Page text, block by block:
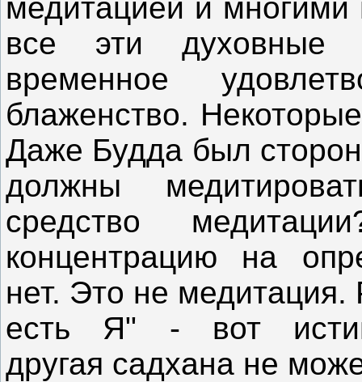
медитацией и многими
все эти духовные
временное
блаженство.
Даже Будда был
должны
средство
концентрацию на
нет. Это не
есть Я" - вот
другая садхана не